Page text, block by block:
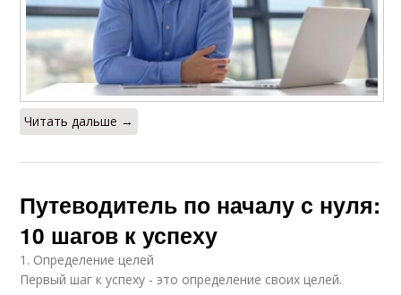
Читать дальше →
Путеводитель по началу с нуля:
10 шагов к успеху
1. Определение целей
Первый шаг к успеху - это определение своих целей.